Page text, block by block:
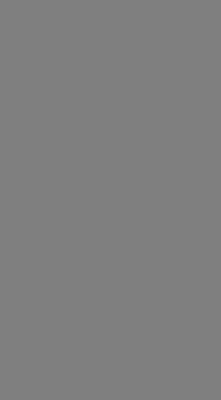
select the buffer scan to